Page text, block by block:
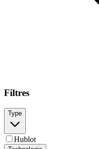
Filtres
Type
Hublot